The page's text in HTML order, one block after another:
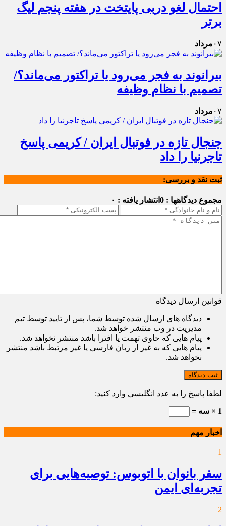
احتمال لغو دربی پایتخت در هفته پنجم لیگ
برتر
۰۷ مرداد
بیرانوند به فجر می‌رود یا تراکتور می‌ماند؟/
تصمیم با نظام وظیفه
۰۷ مرداد
جنجال تازه در فوتبال ایران / کریمی پاسخ
تاجرنیا را داد
ثبت نقد و بررسی:
مجموع دیدگاهها : 0 انتشار یافته : ۰
قوانین ارسال دیدگاه
دیدگاه های ارسال شده توسط شما، پس از تایید توسط تیم
مدیریت در وب منتشر خواهد شد.
پیام هایی که حاوی تهمت یا افترا باشد منتشر نخواهد شد.
پیام هایی که به غیر از زبان فارسی یا غیر مرتبط باشد منتشر
نخواهد شد.
ثبت دیدگاه
لطفا پاسخ را به عدد انگلیسی وارد کنید:
1 × سه =
اخبار مهم
1
سفر بانوان با اتوبوس: توصیه‌هایی برای
تجربه‌ای ایمن
2